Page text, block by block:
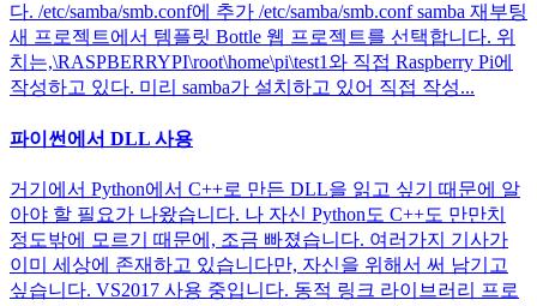
다. /etc/samba/smb.conf에 추가 /etc/samba/smb.conf samba 재부팅
새 프로젝트에서 템플릿 Bottle 웹 프로젝트를 선택합니다. 위
치는,\RASPBERRYPI\root\home\pi\test1와 직접 Raspberry Pi에
작성하고 있다. 미리 samba가 설치하고 있어 직접 작성...
파이썬에서 DLL 사용
거기에서 Python에서 C++로 만든 DLL을 읽고 싶기 때문에 알
아야 할 필요가 나왔습니다. 나 자신 Python도 C++도 만만치
정도밖에 모르기 때문에, 조금 빠졌습니다. 여러가지 기사가
이미 세상에 존재하고 있습니다만, 자신을 위해서 써 남기고
싶습니다. VS2017 사용 중입니다. 동적 링크 라이브러리 프로